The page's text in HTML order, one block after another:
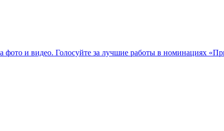
фото и видео. Голосуйте за лучшие работы в номинациях